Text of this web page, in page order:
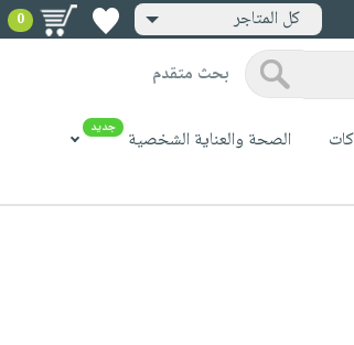
كل المتاجر 0
بحث متقدم
الصحة والعناية الشخصية جديد